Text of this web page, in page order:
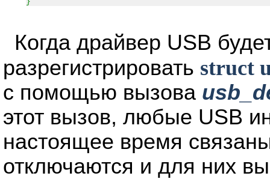
Когда драйвер USB
разрегистрировать struct
с помощью вызова
этот вызов, любые USB
настоящее время
отключаются и для них